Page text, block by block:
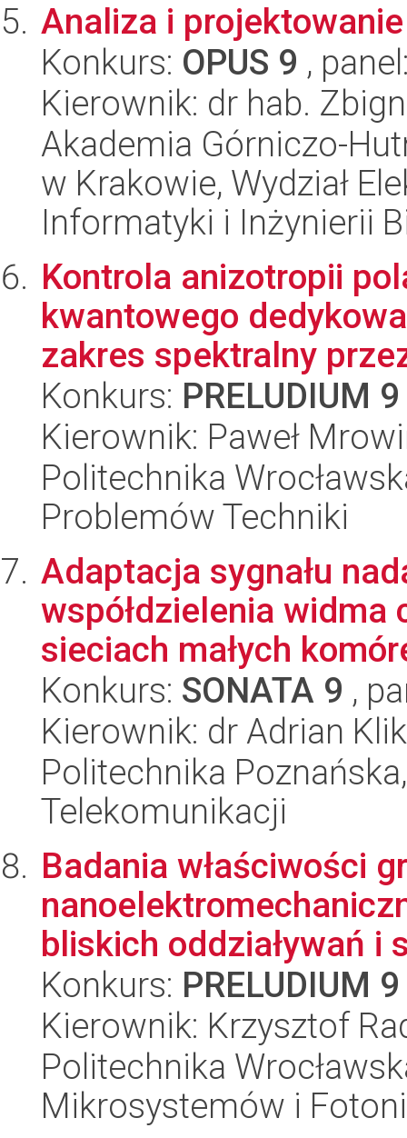
Analiza i
Konkurs: OPUS 9 ,
Kierownik: dr hab.
Akademia Górniczo-
w Krakowie, Wydział
Informatyki i Inżynierii
Kontrola anizotropii
kwantowego
zakres spektralny
Konkurs: PRELUDIUM 9
Kierownik: Paweł
Politechnika
Problemów Techniki
Adaptacja sygnału
współdzielenia
sieciach małych
Konkurs: SONATA 9 ,
Kierownik: dr Adrian
Politechnika
Telekomunikacji
Badania właściwości
bliskich oddziaływań i
Konkurs: PRELUDIUM 9
Kierownik: Krzysztof
Politechnika
Mikrosystemów i